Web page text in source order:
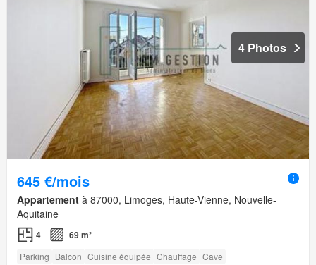
4 Photos
645 €/mois
Appartement à 87000, Limoges, Haute-Vienne, Nouvelle-
Aquitaine
4 69 m²
Parking Balcon Cuisine équipée Chauffage Cave